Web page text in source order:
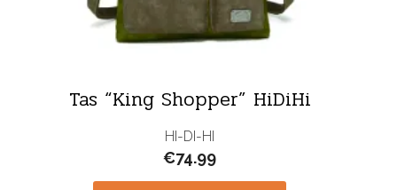
Tas “King Shopper” HiDiHi
HI-DI-HI
€74.99